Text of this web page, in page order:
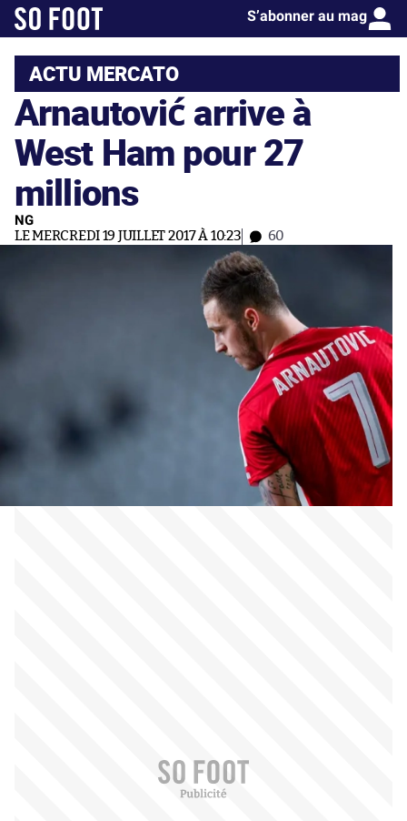
S’abonner au mag
ACTU MERCATO
Arnautović arrive à
West Ham pour 27
millions
NG
LE MERCREDI 19 JUILLET 2017 À 10:23 60